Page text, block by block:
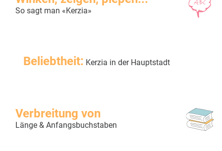
So sagt man «Kerzia»
Beliebtheit: Kerzia in der Hauptstadt
Verbreitung von
Länge & Anfangsbuchstaben